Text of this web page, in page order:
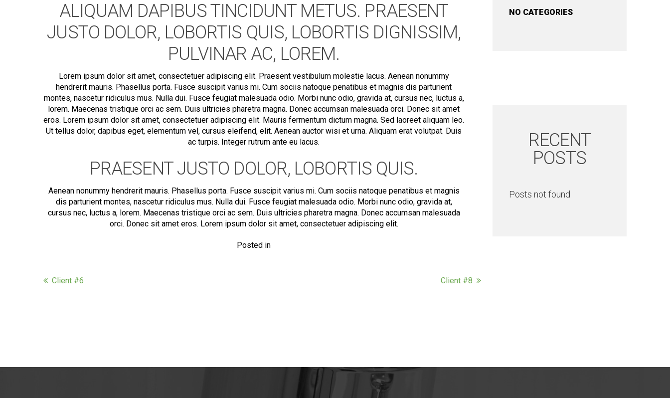
ALIQUAM DAPIBUS TINCIDUNT METUS. PRAESENT
JUSTO DOLOR, LOBORTIS QUIS, LOBORTIS DIGNISSIM,
PULVINAR AC, LOREM.
Lorem ipsum dolor sit amet, consectetuer adipiscing elit. Praesent vestibulum molestie lacus. Aenean nonummy
hendrerit mauris. Phasellus porta. Fusce suscipit varius mi. Cum sociis natoque penatibus et magnis dis parturient
montes, nascetur ridiculus mus. Nulla dui. Fusce feugiat malesuada odio. Morbi nunc odio, gravida at, cursus nec, luctus a,
lorem. Maecenas tristique orci ac sem. Duis ultricies pharetra magna. Donec accumsan malesuada orci. Donec sit amet
eros. Lorem ipsum dolor sit amet, consectetuer adipiscing elit. Mauris fermentum dictum magna. Sed laoreet aliquam leo.
Ut tellus dolor, dapibus eget, elementum vel, cursus eleifend, elit. Aenean auctor wisi et urna. Aliquam erat volutpat. Duis
ac turpis. Integer rutrum ante eu lacus.
PRAESENT JUSTO DOLOR, LOBORTIS QUIS.
Aenean nonummy hendrerit mauris. Phasellus porta. Fusce suscipit varius mi. Cum sociis natoque penatibus et magnis
dis parturient montes, nascetur ridiculus mus. Nulla dui. Fusce feugiat malesuada odio. Morbi nunc odio, gravida at,
cursus nec, luctus a, lorem. Maecenas tristique orci ac sem. Duis ultricies pharetra magna. Donec accumsan malesuada
orci. Donec sit amet eros. Lorem ipsum dolor sit amet, consectetuer adipiscing elit.
Posted in
Client #6 Client #8
NO CATEGORIES
RECENT
POSTS
Posts not found